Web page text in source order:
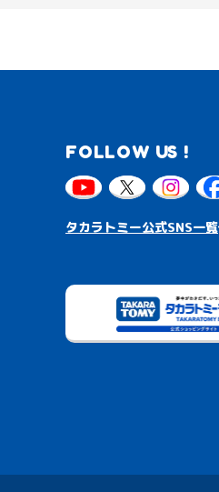
FOLLOW US !
タカラトミー公式SNS一覧